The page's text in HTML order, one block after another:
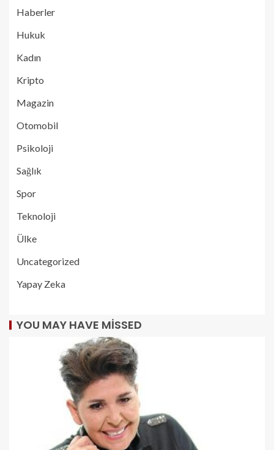
Haberler
Hukuk
Kadın
Kripto
Magazin
Otomobil
Psikoloji
Sağlık
Spor
Teknoloji
Ülke
Uncategorized
Yapay Zeka
YOU MAY HAVE MISSED